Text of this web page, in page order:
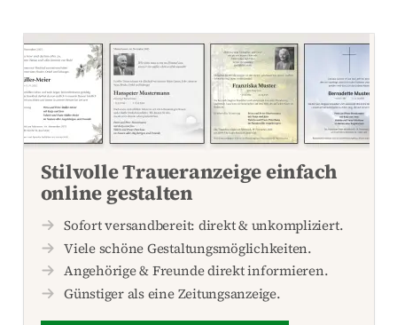
Stilvolle Traueranzeige einfach
online gestalten
Sofort versandbereit: direkt & unkompliziert.
Viele schöne Gestaltungsmöglichkeiten.
Angehörige & Freunde direkt informieren.
Günstiger als eine Zeitungsanzeige.